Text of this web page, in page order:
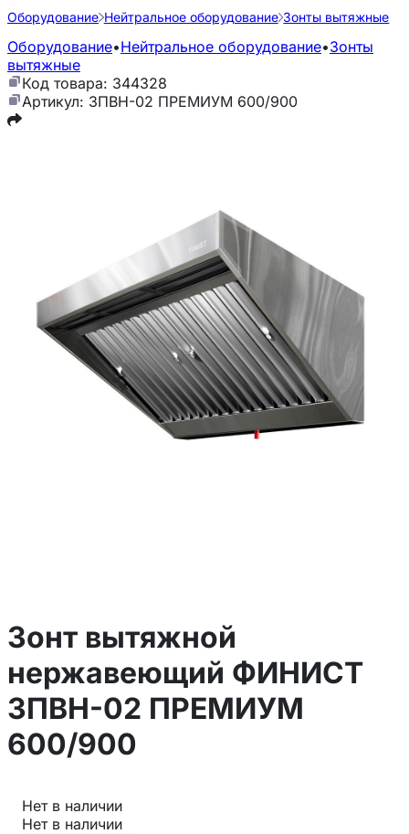
Оборудование Нейтральное оборудование Зонты вытяжные
Оборудование•Нейтральное оборудование•Зонты
вытяжные
Код товара: 344328
Артикул: ЗПВН-02 ПРЕМИУМ 600/900
Зонт вытяжной
нержавеющий ФИНИСТ
ЗПВН-02 ПРЕМИУМ
600/900
Нет в наличии
Нет в наличии